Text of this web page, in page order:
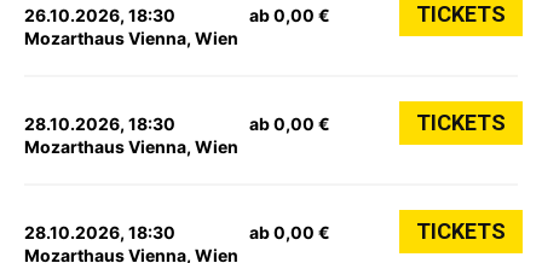
26.10.2026, 18:30
Mozarthaus Vienna, Wien
ab 0,00 € TICKETS
28.10.2026, 18:30
Mozarthaus Vienna, Wien
ab 0,00 € TICKETS
28.10.2026, 18:30
Mozarthaus Vienna, Wien
ab 0,00 € TICKETS